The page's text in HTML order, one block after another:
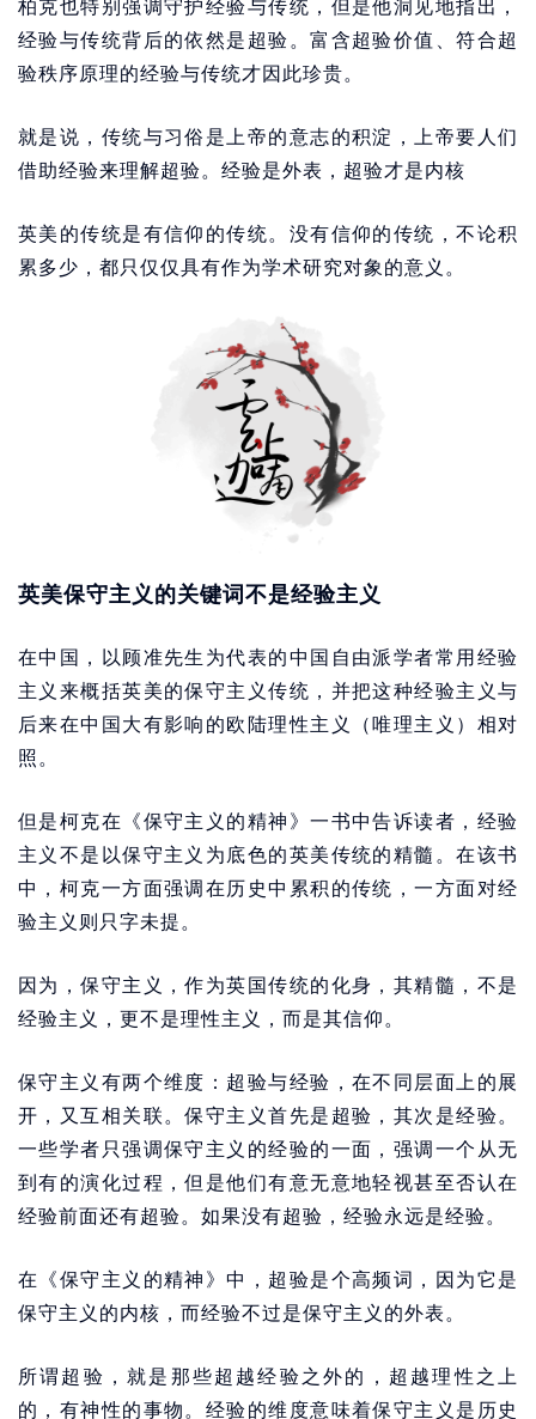
柏克也特别强调守护经验与传统，但是他洞见地指出，
经验与传统背后的依然是超验。富含超验价值、符合超
验秩序原理的经验与传统才因此珍贵。
就是说，传统与习俗是上帝的意志的积淀，上帝要人们
借助经验来理解超验。经验是外表，超验才是内核
英美的传统是有信仰的传统。没有信仰的传统，不论积
累多少，都只仅仅具有作为学术研究对象的意义。
英美保守主义的关键词不是经验主义
在中国，以顾准先生为代表的中国自由派学者常用经验
主义来概括英美的保守主义传统，并把这种经验主义与
后来在中国大有影响的欧陆理性主义（唯理主义）相对
照。
但是柯克在《保守主义的精神》一书中告诉读者，经验
主义不是以保守主义为底色的英美传统的精髓。在该书
中，柯克一方面强调在历史中累积的传统，一方面对经
验主义则只字未提。
因为，保守主义，作为英国传统的化身，其精髓，不是
经验主义，更不是理性主义，而是其信仰。
保守主义有两个维度：超验与经验，在不同层面上的展
开，又互相关联。保守主义首先是超验，其次是经验。
一些学者只强调保守主义的经验的一面，强调一个从无
到有的演化过程，但是他们有意无意地轻视甚至否认在
经验前面还有超验。如果没有超验，经验永远是经验。
在《保守主义的精神》中，超验是个高频词，因为它是
保守主义的内核，而经验不过是保守主义的外表。
所谓超验，就是那些超越经验之外的，超越理性之上
的，有神性的事物。经验的维度意味着保守主义是历史